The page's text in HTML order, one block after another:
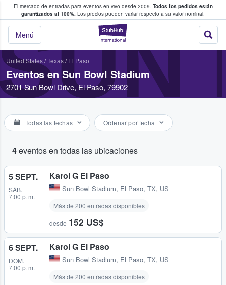
El mercado de entradas para eventos en vivo desde 2009. Todos los pedidos están
garantizados al 100%. Los precios pueden variar respecto a su valor nominal.
StubHub:
Menú
y venta de entradas entre fans
United States/Texas/ El Paso
Eventos en Sun Bowl Stadium
2701 Sun Bowl Drive, El Paso, 79902
Todas las fechas Ordenar por fecha
4eventos en todas las ubicaciones
5 SEPT.
SÁB.
7:00 p. m.
Karol G El Paso
Sun Bowl Stadium, El Paso, TX, US
Más de 200 entradas disponibles
desde 152 US$
6 SEPT.
DOM.
7:00 p. m.
Karol G El Paso
Sun Bowl Stadium, El Paso, TX, US
Más de 200 entradas disponibles